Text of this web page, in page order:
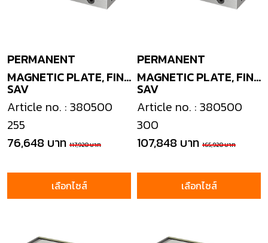
SAV
PERMANENT
MAGNETIC PLATE, FINE
POLE
Article no. : 380500
255
76,648 บาท 117,920 บาท
เลือกไซส์
SAV
PERMANENT
MAGNETIC PLATE, FINE
POLE
Article no. : 380500
300
107,848 บาท 165,920 บาท
เลือกไซส์